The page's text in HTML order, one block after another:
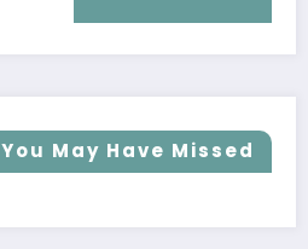
You May Have Missed